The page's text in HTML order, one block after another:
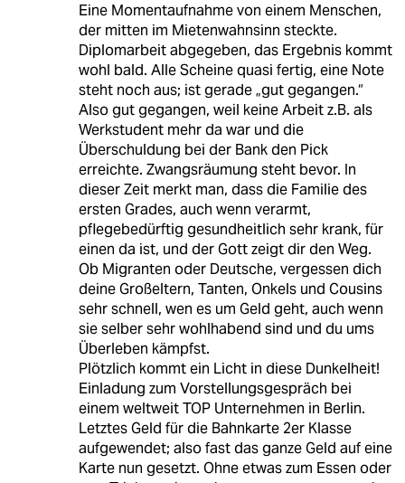
Eine Momentaufnahme von einem Menschen,
der mitten im Mietenwahnsinn steckte.
Diplomarbeit abgegeben, das Ergebnis kommt
wohl bald. Alle Scheine quasi fertig, eine Note
steht noch aus; ist gerade „gut gegangen.“
Also gut gegangen, weil keine Arbeit z.B. als
Werkstudent mehr da war und die
Überschuldung bei der Bank den Pick
erreichte. Zwangsräumung steht bevor. In
dieser Zeit merkt man, dass die Familie des
ersten Grades, auch wenn verarmt,
pflegebedürftig gesundheitlich sehr krank, für
einen da ist, und der Gott zeigt dir den Weg.
Ob Migranten oder Deutsche, vergessen dich
deine Großeltern, Tanten, Onkels und Cousins
sehr schnell, wen es um Geld geht, auch wenn
sie selber sehr wohlhabend sind und du ums
Überleben kämpfst.
Plötzlich kommt ein Licht in diese Dunkelheit!
Einladung zum Vorstellungsgespräch bei
einem weltweit TOP Unternehmen in Berlin.
Letztes Geld für die Bahnkarte 2er Klasse
aufgewendet; also fast das ganze Geld auf eine
Karte nun gesetzt. Ohne etwas zum Essen oder